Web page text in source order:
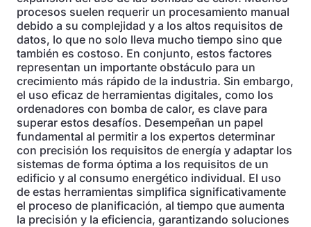
procesos suelen requerir un procesamiento manual
debido a su complejidad y a los altos requisitos de
datos, lo que no solo lleva mucho tiempo sino que
también es costoso. En conjunto, estos factores
representan un importante obstáculo para un
crecimiento más rápido de la industria. Sin embargo,
el uso eficaz de herramientas digitales, como los
ordenadores con bomba de calor, es clave para
superar estos desafíos. Desempeñan un papel
fundamental al permitir a los expertos determinar
con precisión los requisitos de energía y adaptar los
sistemas de forma óptima a los requisitos de un
edificio y al consumo energético individual. El uso
de estas herramientas simplifica significativamente
el proceso de planificación, al tiempo que aumenta
la precisión y la eficiencia, garantizando soluciones